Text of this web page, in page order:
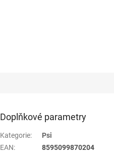
Doplňkové parametry
Kategorie:
Psi
EAN: 8595099870204